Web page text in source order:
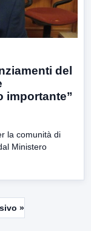
del
importante”
la comunità di
Ministero
»